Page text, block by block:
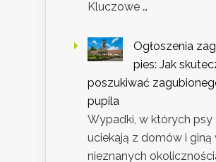
Kluczowe …
Ogłoszenia
pies: Jak
poszukiwać
pupila
Wypadki, w których psy
uciekają z domów i giną
nieznanych